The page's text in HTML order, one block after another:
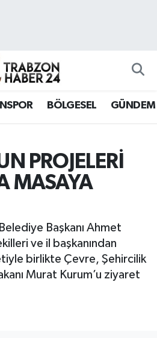
BÖLGESEL GÜNDEM
PROJELERİ
MASAYA
Başkanı Ahmet
ve il başkanından
birlikte Çevre, Şehircilik
Murat Kurum’u ziyaret
ve Fikstür